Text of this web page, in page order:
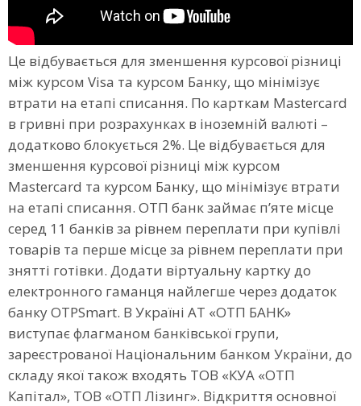
Це відбувається для зменшення курсової різниці
між курсом Visa та курсом Банку, що мінімізує
втрати на етапі списання. По карткам Mastercard
в гривні при розрахунках в іноземній валюті –
додатково блокується 2%. Це відбувається для
зменшення курсової різниці між курсом
Mastercard та курсом Банку, що мінімізує втрати
на етапі списання. ОТП банк займає п’яте місце
серед 11 банків за рівнем переплати при купівлі
товарів та перше місце за рівнем переплати при
знятті готівки. Додати віртуальну картку до
електронного гаманця найлегше через додаток
банку OTPSmart. В Україні АТ «ОТП БАНК»
виступає флагманом банківської групи,
зареєстрованої Національним банком України, до
складу якої також входять ТОВ «КУА «ОТП
Капітал», ТОВ «ОТП Лізинг». Відкриття основної